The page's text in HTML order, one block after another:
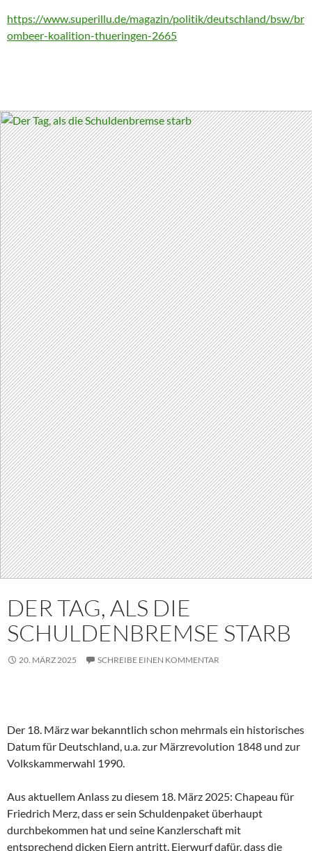
https://www.superillu.de/magazin/politik/deutschland/bsw/br
ombeer-koalition-thueringen-2665
DER TAG, ALS DIE
SCHULDENBREMSE STARB
20. MÄRZ 2025 SCHREIBE EINEN KOMMENTAR
Der 18. März war bekanntlich schon mehrmals ein historisches
Datum für Deutschland, u.a. zur Märzrevolution 1848 und zur
Volkskammerwahl 1990.
Aus aktuellem Anlass zu diesem 18. März 2025: Chapeau für
Friedrich Merz, dass er sein Schuldenpaket überhaupt
durchbekommen hat und seine Kanzlerschaft mit
entsprechend dicken Eiern antritt. Eierwurf dafür, dass die